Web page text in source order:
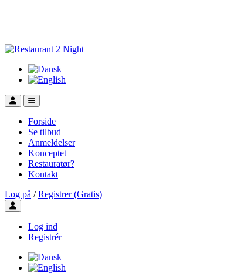
Forside
Se tilbud
Anmeldelser
Konceptet
Restauratør?
Kontakt
Log på / Registrer (Gratis)
Toggle user menu
Log ind
Registrér